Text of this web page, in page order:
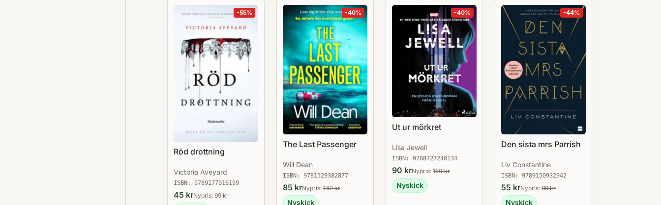
-55%
Röd drottning
Victoria Aveyard
ISBN: 9789177016199
45 krNypris: 99kr
-40%
The Last Passenger
Will Dean
ISBN: 9781529382877
85 krNypris: 142kr
Nyskick
-40%
Ut ur mörkret
Lisa Jewell
ISBN: 9788727248134
90 krNypris: 150kr
Nyskick
-44%
Den sista mrs Parrish
Liv Constantine
ISBN: 9789150932942
55 krNypris: 99kr
Nyskick